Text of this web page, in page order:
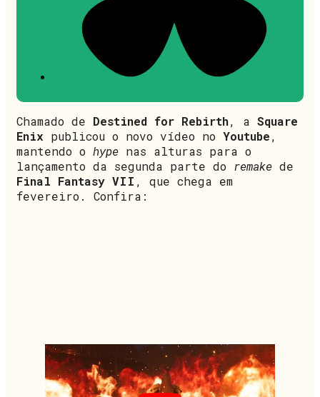
Chamado de Destined for Rebirth, a Square
Enix publicou o novo vídeo no Youtube,
mantendo o hype nas alturas para o
lançamento da segunda parte do remake de
Final Fantasy VII , que chega em
fevereiro. Confira: